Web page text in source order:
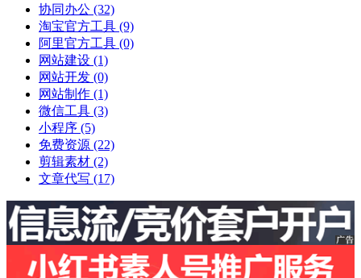
协同办公 (32)
淘宝官方工具 (9)
阿里官方工具 (0)
网站建设 (1)
网站开发 (0)
网站制作 (1)
微信工具 (3)
小程序 (5)
免费资源 (22)
剪辑素材 (2)
文章代写 (17)